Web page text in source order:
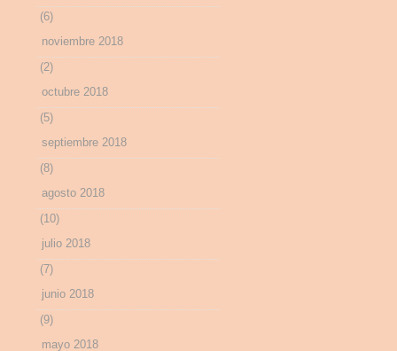
(6)
noviembre 2018
(2)
octubre 2018
(5)
septiembre 2018
(8)
agosto 2018
(10)
julio 2018
(7)
junio 2018
(9)
mayo 2018